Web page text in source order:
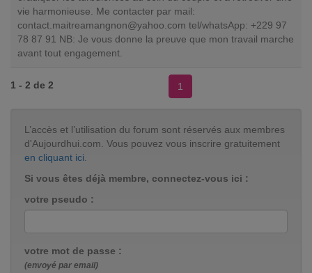
vie harmonieuse. Me contacter par mail:
contact.maitreamangnon@yahoo.com tel/whatsApp: +229 97
78 87 91 NB: Je vous donne la preuve que mon travail marche
avant tout engagement.
1 - 2 de 2 1
L’accès et l’utilisation du forum sont réservés aux membres
d'Aujourdhui.com. Vous pouvez vous inscrire gratuitement
en cliquant ici.
Si vous êtes déjà membre, connectez-vous ici :
votre pseudo :
votre mot de passe :
(envoyé par email)